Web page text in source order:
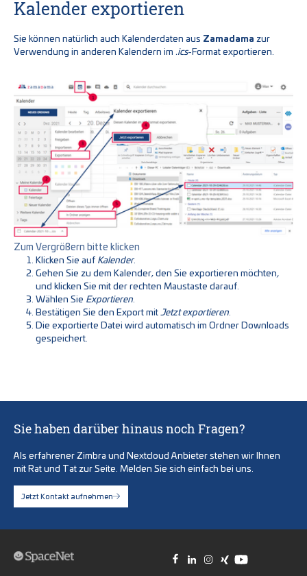
Kalender exportieren
Sie können natürlich auch Kalenderdaten aus Zamadama zur
Verwendung in anderen Kalendern im .ics-Format exportieren.
Show larger version for:
Zum Vergrößern bitte klicken
Klicken Sie auf Kalender.
Gehen Sie zu dem Kalender, den Sie exportieren möchten,
und klicken Sie mit der rechten Maustaste darauf.
Wählen Sie Exportieren
Bestätigen Sie den Export mit Jetzt exportieren
Die exportierte Datei wird automatisch im Ordner Downloads
gespeichert.
Sie haben darüber hinaus noch Fragen?
Als erfahrener Zimbra und Nextcloud Anbieter stehen wir Ihnen
mit Rat und Tat zur Seite. Melden Sie sich einfach bei uns.
Jetzt Kontakt aufnehmen